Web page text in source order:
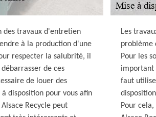
des travaux d'entretien
à la production d'une
respecter la salubrité, il
de ces
de louer des
à disposition pour vous afin
Recycle peut
Les
problème
Pour les
important
faut
Pour